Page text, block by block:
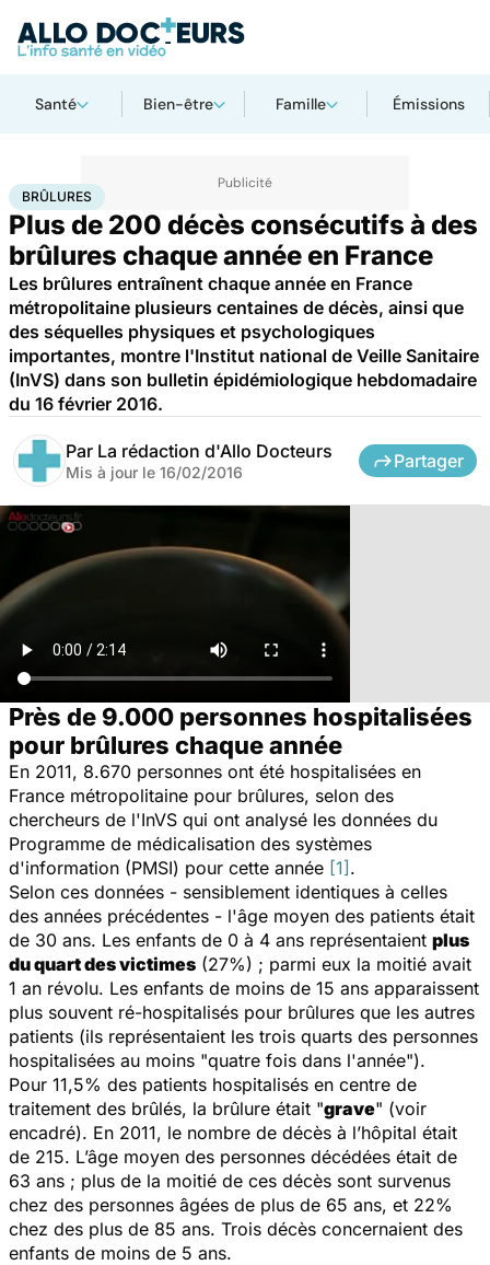
Santé Bien-être Famille Émissions
AccueilSanté Maladies
BRÛLURES
Plus de 200 décès consécutifs à des
brûlures chaque année en France
Les brûlures entraînent chaque année en France
métropolitaine plusieurs centaines de décès, ainsi que
des séquelles physiques et psychologiques
importantes, montre l'Institut national de Veille Sanitaire
(InVS) dans son bulletin épidémiologique hebdomadaire
du 16 février 2016.
Par La rédaction d'Allo Docteurs
Mis à jour le 16/02/2016
Partager
Près de 9.000 personnes hospitalisées
pour brûlures chaque année
En 2011, 8.670 personnes ont été hospitalisées en
France métropolitaine pour brûlures, selon des
chercheurs de l'InVS qui ont analysé les données du
Programme de médicalisation des systèmes
d'information (PMSI) pour cette année [1].
Selon ces données - sensiblement identiques à celles
des années précédentes - l'âge moyen des patients était
de 30 ans. Les enfants de 0 à 4 ans représentaient plus
du quart des victimes (27%) ; parmi eux la moitié avait
1 an révolu. Les enfants de moins de 15 ans apparaissent
plus souvent ré-hospitalisés pour brûlures que les autres
patients (ils représentaient les trois quarts des personnes
hospitalisées au moins "quatre fois dans l'année").
Pour 11,5% des patients hospitalisés en centre de
traitement des brûlés, la brûlure était "grave" (voir
encadré). En 2011, le nombre de décès à l’hôpital était
de 215. L’âge moyen des personnes décédées était de
63 ans ; plus de la moitié de ces décès sont survenus
chez des personnes âgées de plus de 65 ans, et 22%
chez des plus de 85 ans. Trois décès concernaient des
enfants de moins de 5 ans.